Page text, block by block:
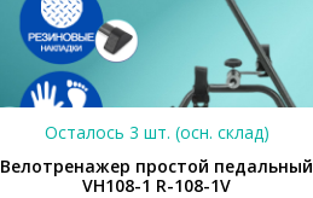
Осталось 3 шт. (осн. склад)
Велотренажер простой педальный
VH108-1 R-108-1V